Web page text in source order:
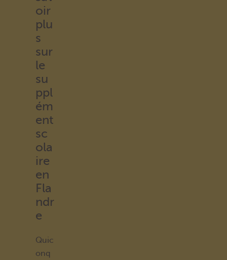
oir
plu
s
sur
le
su
ppl
ém
ent
sc
ola
ire
en
Fla
ndr
e
Quic
onq